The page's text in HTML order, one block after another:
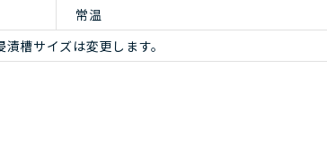
常温
槽サイズは変更します。